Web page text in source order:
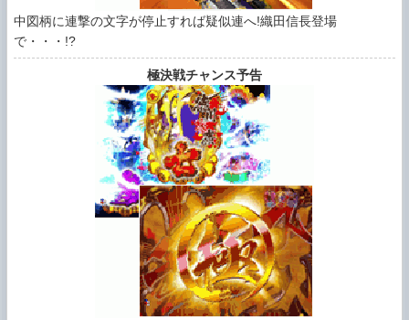
中図柄に連撃の文字が停止すれば疑似連へ!織田信長登場
で・・・!?
極決戦チャンス予告